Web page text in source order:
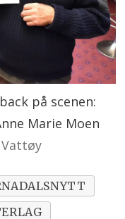
på scenen:
Marie Moen